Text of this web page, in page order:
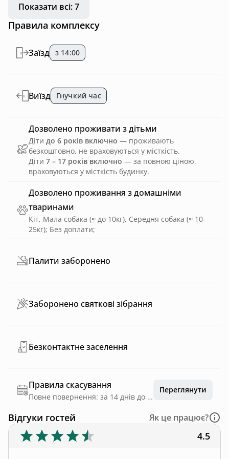
Показати всі: 7
Правила комплексу
Дозволено проживання з домашніми
тваринами
Кіт, Мала собака (≈ до 10кг), Середня собака (≈ 10-
25кг); Без доплати;
Заїзд з 14:00
Виїзд Гнучкий час
Дозволено проживати з дітьми
Діти до 6 років включно — проживають
безкоштовно, не враховуються у місткість.
Діти 7 – 17 років включно — за повною ціною,
враховуються у місткість будинку.
Палити заборонено
Заборонено святкові зібрання
Безконтактне заселення
Правила скасування
Повне повернення: за 14 днів до дати заїзду
Переглянути
Відгуки гостей Як це працює?
4.5